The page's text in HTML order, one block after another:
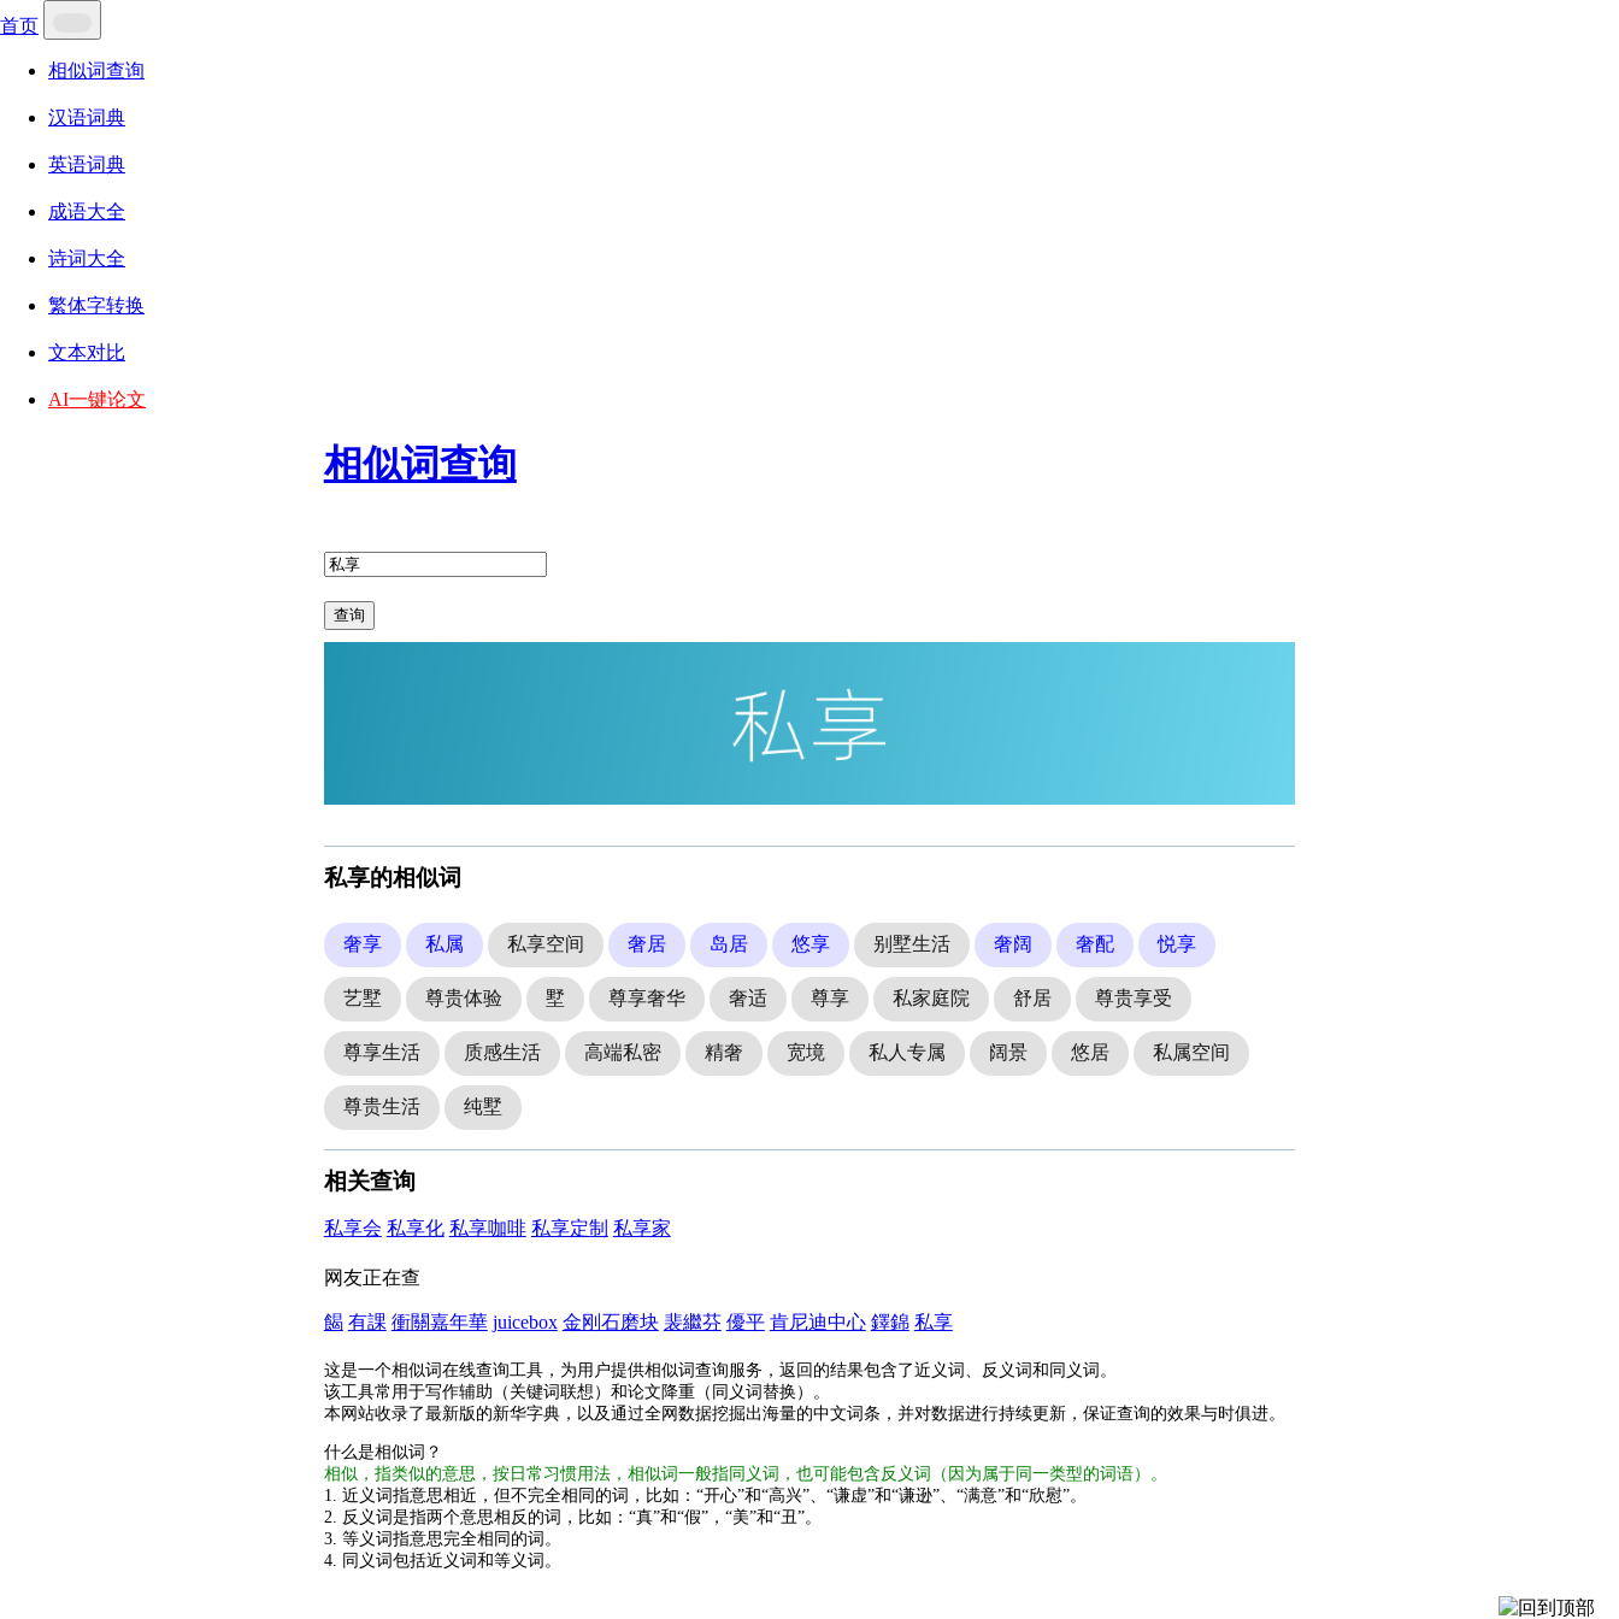
首页
相似词查询
汉语词典
英语词典
成语大全
诗词大全
繁体字转换
文本对比
AI一键论文
相似词查询
查询
私享的相似词
奢享 私属 私享空间 奢居 岛居 悠享 别墅生活 奢阔 奢配 悦享
艺墅 尊贵体验 墅 尊享奢华 奢适 尊享 私家庭院 舒居 尊贵享受
尊享生活 质感生活 高端私密 精奢 宽境 私人专属 阔景 悠居 私属空间
尊贵生活 纯墅
相关查询
私享会 私享化 私享咖啡 私享定制 私享家
网友正在查
餲 有課 衝關嘉年華 juicebox 金刚石磨块 裴繼芬 優平 肯尼迪中心 鐸錦 私享
这是一个相似词在线查询工具，为用户提供相似词查询服务，返回的结果包含了近义词、反义词和同义词。
该工具常用于写作辅助（关键词联想）和论文降重（同义词替换）。
本网站收录了最新版的新华字典，以及通过全网数据挖掘出海量的中文词条，并对数据进行持续更新，保证查询的效果与时俱进。
什么是相似词？
相似，指类似的意思，按日常习惯用法，相似词一般指同义词，也可能包含反义词（因为属于同一类型的词语）。
1. 近义词指意思相近，但不完全相同的词，比如：“开心”和“高兴”、“谦虚”和“谦逊”、“满意”和“欣慰”。
2. 反义词是指两个意思相反的词，比如：“真”和“假”，“美”和“丑”。
3. 等义词指意思完全相同的词。
4. 同义词包括近义词和等义词。